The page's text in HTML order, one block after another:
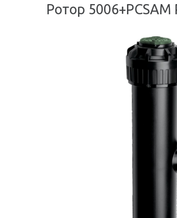
Ротор 5006+PCSAM